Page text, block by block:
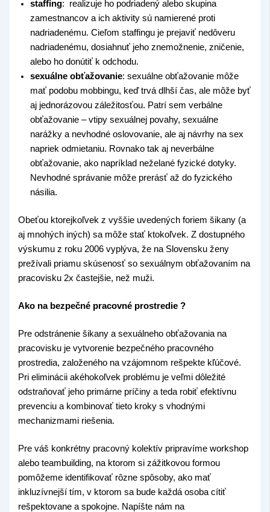
staffing: realizuje ho podriadený alebo skupina
zamestnancov a ich aktivity sú namierené proti
nadriadenému. Cieľom staffingu je prejaviť nedôveru
nadriadenému, dosiahnuť jeho znemožnenie, zničenie,
alebo ho donútiť k odchodu.
sexuálne obťažovanie: sexuálne obťažovanie môže
mať podobu mobbingu, keď trvá dlhší čas, ale môže byť
aj jednorázovou záležitosťou. Patrí sem verbálne
obťažovanie – vtipy sexuálnej povahy, sexuálne
narážky a nevhodné oslovovanie, ale aj návrhy na sex
napriek odmietaniu. Rovnako tak aj neverbálne
obťažovanie, ako napríklad neželané fyzické dotyky.
Nevhodné správanie môže prerásť až do fyzického
násilia.
Obeťou ktorejkoľvek z vyššie uvedených foriem šikany (a
aj mnohých iných) sa môže stať ktokoľvek. Z dostupného
výskumu z roku 2006 vyplýva, že na Slovensku ženy
prežívali priamu skúsenosť so sexuálnym obťažovaním na
pracovisku 2x častejšie, než muži.
Ako na bezpečné pracovné prostredie ?
Pre odstránenie šikany a sexuálneho obťažovania na
pracovisku je vytvorenie bezpečného pracovného
prostredia, založeného na vzájomnom rešpekte kľúčové.
Pri eliminácii akéhokoľvek problému je veľmi dôležité
odstraňovať jeho primárne príčiny a teda robiť efektívnu
prevenciu a kombinovať tieto kroky s vhodnými
mechanizmami riešenia.
Pre váš konkrétny pracovný kolektív pripravíme workshop
alebo teambuilding, na ktorom si zážitkovou formou
pomôžeme identifikovať rôzne spôsoby, ako mať
inkluzívnejší tím, v ktorom sa bude každá osoba cítiť
rešpektovane a spokojne. Napíšte nám na